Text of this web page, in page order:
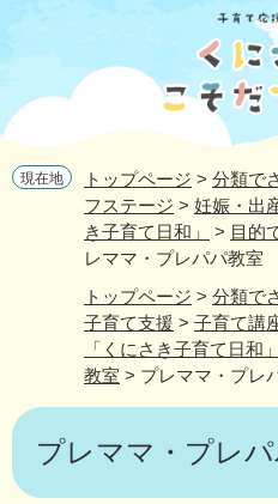
ジ
先
頭
す
ュ
を
飛
し 現在地 トップページ > 分類で
フステージ > 妊娠・出
き子育て日和」
> 目的
レママ・プレパパ教室
トップページ > 分類で
子育て支援 > 子育て講
「くにさき子育て日和」
教室 > プレママ・プレ
本
プレママ・プレ